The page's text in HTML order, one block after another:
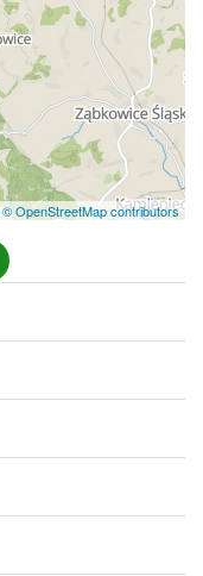
© OpenStreetMap contributors